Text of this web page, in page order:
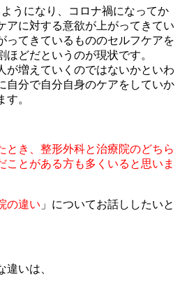
うになり、コロナ禍になってか
アに対する意欲が上がってきてい
ってきているもののセルフケアを
どだというのが現状です。
が増えていくのではないかといわ
自分で自分自身のケアをしていか
。
とき、整形外科と治療院のどちら
ことがある方も多くいると思いま
の違い 」についてお話ししたいと
いは、